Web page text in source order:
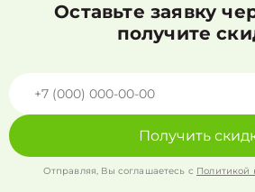
Оставьте заявку
получите
Получить
Отправляя, Вы соглашаетесь с Политикой